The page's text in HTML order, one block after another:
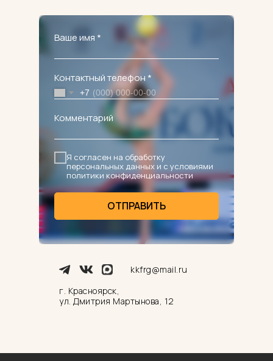
Ваше имя *
Контактный телефон *
+7
Комментарий
Я согласен на обработку
персональных данных и с условиями
политики конфиденциальности
ОТПРАВИТЬ
kkfrg@mail.ru
г. Красноярск,
ул. Дмитрия Мартынова, 12